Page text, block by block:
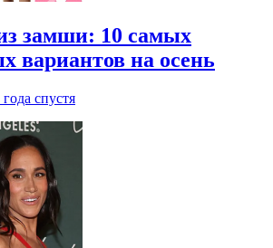
замши: 10 самых
вариантов на осень
года спустя